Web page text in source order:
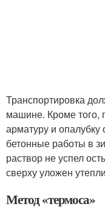
Транспортировка
машине. Кроме того,
арматуру и опалубку
бетонные работы в
раствор не успел
сверху уложен
Метод «термоса»